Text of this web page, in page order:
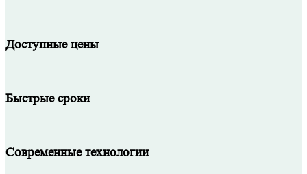
Доступные цены
Быстрые сроки
Современные технологии